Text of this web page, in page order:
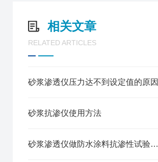
相关文章
RELATED ARTICLES
砂浆渗透仪压力达不到设定值的原因
砂浆抗渗仪使用方法
砂浆渗透仪做防水涂料抗渗性试验方法